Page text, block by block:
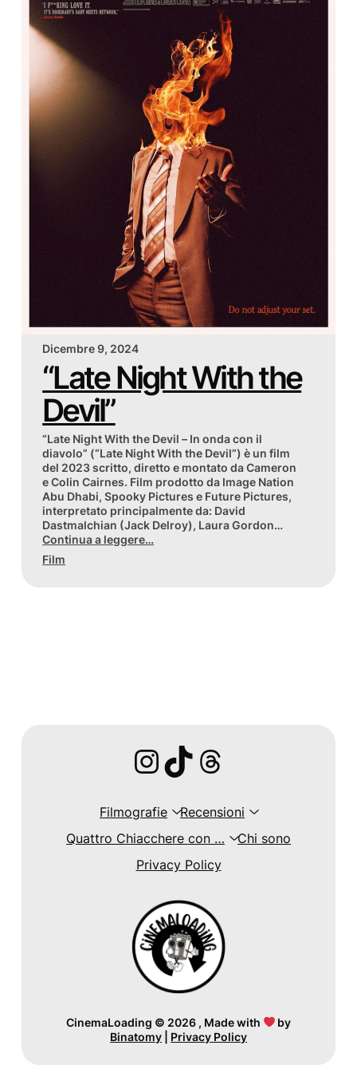
Dicembre 9, 2024
“Late Night With the
Devil”
“Late Night With the Devil – In onda con il
diavolo” (“Late Night With the Devil”) è un film
del 2023 scritto, diretto e montato da Cameron
e Colin Cairnes. Film prodotto da Image Nation
Abu Dhabi, Spooky Pictures e Future Pictures,
interpretato principalmente da: David
Dastmalchian (Jack Delroy), Laura Gordon…
Continua a leggere…
Film
Instagram
TikTokThreads
Filmografie
Recensioni
Quattro Chiacchere con …
Chi sono
Privacy Policy
CinemaLoading © 2026 , Made with
by
Binatomy
Privacy Policy